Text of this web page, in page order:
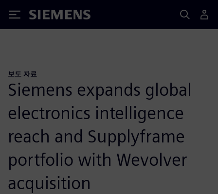
Siemens
보도 자료
Siemens expands global
electronics intelligence
reach and Supplyframe
portfolio with Wevolver
acquisition